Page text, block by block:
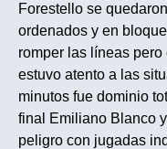
Forestello se
ordenados y en
romper las líneas
estuvo atento a las
minutos fue dominio
final Emiliano Blanco
peligro con jugadas